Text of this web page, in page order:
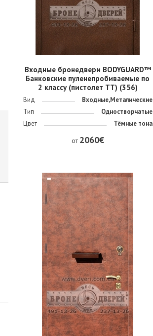
Входные бронедвери BODYGUARD™
Банковские пуленепробиваемые по
2 классу (пистолет ТТ) (356)
Вид
Входные,Металические
Тип
Одностворчатые
Цвет
Тёмные тона
от 2060€